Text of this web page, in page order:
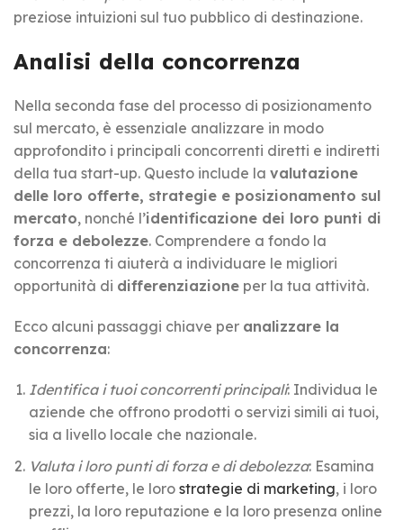
preziose intuizioni sul tuo pubblico di destinazione.
Analisi della concorrenza
Nella seconda fase del processo di posizionamento
sul mercato, è essenziale analizzare in modo
approfondito i principali concorrenti diretti e indiretti
della tua start-up. Questo include la valutazione
delle loro offerte, strategie e posizionamento sul
mercato, nonché l’identificazione dei loro punti di
forza e debolezze. Comprendere a fondo la
concorrenza ti aiuterà a individuare le migliori
opportunità di differenziazione per la tua attività.
Ecco alcuni passaggi chiave per analizzare la
concorrenza:
Identifica i tuoi concorrenti principali: Individua le
aziende che offrono prodotti o servizi simili ai tuoi,
sia a livello locale che nazionale.
Valuta i loro punti di forza e di debolezza: Esamina
le loro offerte, le loro strategie di marketing, i loro
prezzi, la loro reputazione e la loro presenza online